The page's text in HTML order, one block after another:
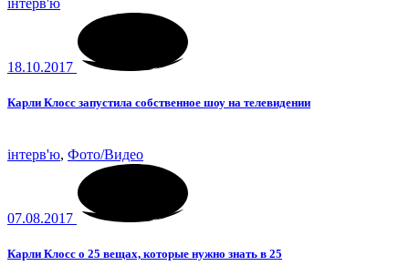
18.10.2017
Карли Клосс запустила собственное шоу на телевидении
інтерв'ю, Фото/Видео
07.08.2017
Карли Клосс о 25 вещах, которые нужно знать в 25